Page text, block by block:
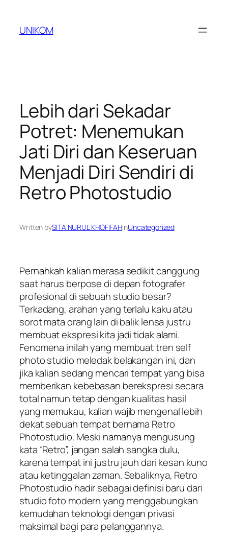
content
UNIKOM
Lebih dari Sekadar
Potret: Menemukan
Jati Diri dan Keseruan
Menjadi Diri Sendiri di
Retro Photostudio
Written bySITA NURUL KHOFIFAHinUncategorized
Pernahkah kalian merasa sedikit canggung
saat harus berpose di depan fotografer
profesional di sebuah studio besar?
Terkadang, arahan yang terlalu kaku atau
sorot mata orang lain di balik lensa justru
membuat ekspresi kita jadi tidak alami.
Fenomena inilah yang membuat tren self
photo studio meledak belakangan ini, dan
jika kalian sedang mencari tempat yang bisa
memberikan kebebasan berekspresi secara
total namun tetap dengan kualitas hasil
yang memukau, kalian wajib mengenal lebih
dekat sebuah tempat bernama Retro
Photostudio. Meski namanya mengusung
kata “Retro”, jangan salah sangka dulu,
karena tempat ini justru jauh dari kesan kuno
atau ketinggalan zaman. Sebaliknya, Retro
Photostudio hadir sebagai definisi baru dari
studio foto modern yang menggabungkan
kemudahan teknologi dengan privasi
maksimal bagi para pelanggannya.